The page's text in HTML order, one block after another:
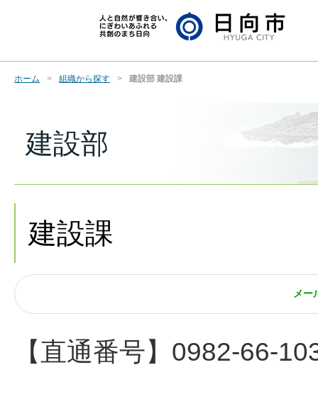
ホーム 組織から探す 建設部 建設課
建設部
建設課
メー
【直通番号】0982-66-